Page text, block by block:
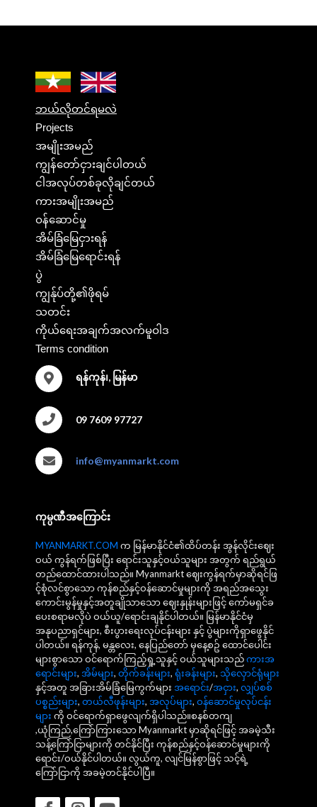
ဘယ်လိုတင်ရမလဲ
Projects
အမျိုးအမည်
ကျွန်တော်ငှားချင်ပါတယ်
ငါအလုပ်တစ်ခုလိုချင်တယ်
ကားအမျိုးအမည်
ဝန်ဆောင်မှု
အိမ်ခြံမြေငှားရန်
အိမ်ခြံမြေရောင်းရန်
ပွဲ
ကျွန်ုပ်တို့၏ဖိုရမ်
သတင်း
ကိုယ်ရေးအချက်အလက်မူဝါဒ
Terms condition
ရန်ကုန်၊, မြန်မာ
09 7609 97727
info@myanmarkt.com
ကုမ္ပဏီအကြောင်း
MYANMARKT.COM က မြန်မာနိုင်ငံ၏ထိပ်တန်း အွန်လိုင်းဈေး
ဝယ် ကွန်ရက်ဖြစ်ပြီး ရောင်းသူနှင့်ဝယ်သူများ အတွက် ရည်ရွယ်
တည်ထောင်ထားပါသည်။ Myanmarkt ဈေးကွန်ရက်မှာဆိုရင်ဖြ
င့်စုံလင်စွာသော ကုန်စည်နှင့်ဝန်ဆောင်မှုများကို အရည်အသွေး
ကောင်းမွန်မှုနှင့်အတူချိုသာသော ဈေးနှုန်းများဖြင့် ကော်မရှင်ခ
ပေးစရာမလိုပဲ ဝယ်ယူ/ရောင်းချနိုင်ပါတယ်။ မြန်မာနိုင်ငံမှ
အနုပညာရှင်များ, စီးပွားရေးလုပ်ငန်းများ နှင့် ပွဲများကိုရှာဖွေနိုင်
ပါတယ်။ ရန်ကုန်, မန္တလေး, နေပြည်တော် မှနေ့စဥ် ထောင်ပေါင်း
များစွာသော ဝင်ရောက်ကြည့်ရှု့သူနှင့် ဝယ်သူများသည်ကားအ
ရောင်းများ, အိမ်များ, တိုက်ခန်းများ, ရုံးခန်းများ, သိုလှောင်ရုံများ
နှင့်အတူ အခြားအိမ်ခြံမြေကွက်များ အရောင်း/အငှား, လျှပ်စစ်
ပစ္စည်းများ, တယ်လီဖုန်းများ, အလုပ်များ, ဝန်ဆောင်မှုလုပ်ငန်း
များ ကို ဝင်ရောက်ရှာဖွေလျက်ရှိပါသည်။စနစ်တကျ
,ယုံကြည်,ကြော်ကြားသော Myanmarkt မှာဆိုရင်ဖြင့် အခမဲ့သီး
သန့်ကြော်ငြာများကို တင်နိုင်ပြီး ကုန်စည်နှင့်ဝန်ဆောင်မှုများကို
ရောင်း/ဝယ်နိုင်ပါတယ်။ လွယ်ကူ, လျင်မြန်စွာဖြင့် သင့်ရဲ့
ကြော်ငြာကို အခမဲ့တင်နိုင်ပါပြီ။